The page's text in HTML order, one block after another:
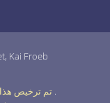
Kai Froeb
.